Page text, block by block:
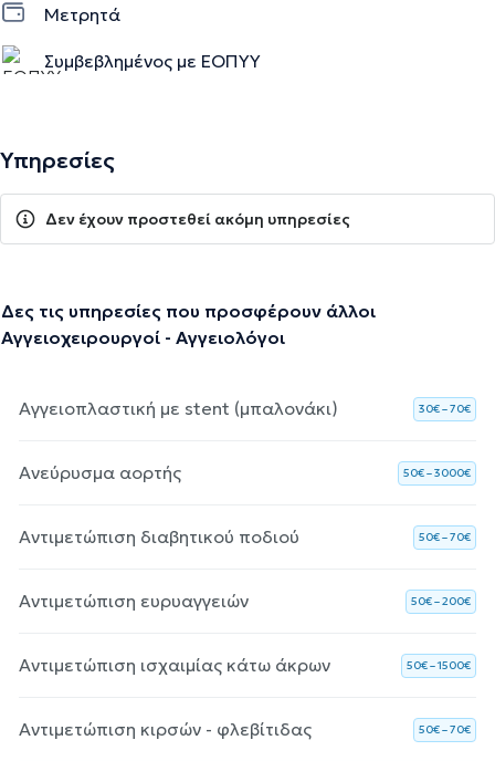
Μετρητά
Συμβεβλημένος με ΕΟΠΥΥ
Υπηρεσίες
Δεν έχουν προστεθεί ακόμη υπηρεσίες
Δες τις υπηρεσίες που προσφέρουν άλλοι
Αγγειοχειρουργοί - Αγγειολόγοι
Αγγειοπλαστική με stent (μπαλονάκι) 30€ – 70€
Ανεύρυσμα αορτής 50€ – 3000€
Αντιμετώπιση διαβητικού ποδιού 50€ – 70€
Αντιμετώπιση ευρυαγγειών 50€ – 200€
Αντιμετώπιση ισχαιμίας κάτω άκρων 50€ – 1500€
Αντιμετώπιση κιρσών - φλεβίτιδας 50€ – 70€